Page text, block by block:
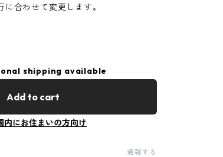
合わせて変更します。
shipping available
Add to cart
内にお住まいの方向け
通報する